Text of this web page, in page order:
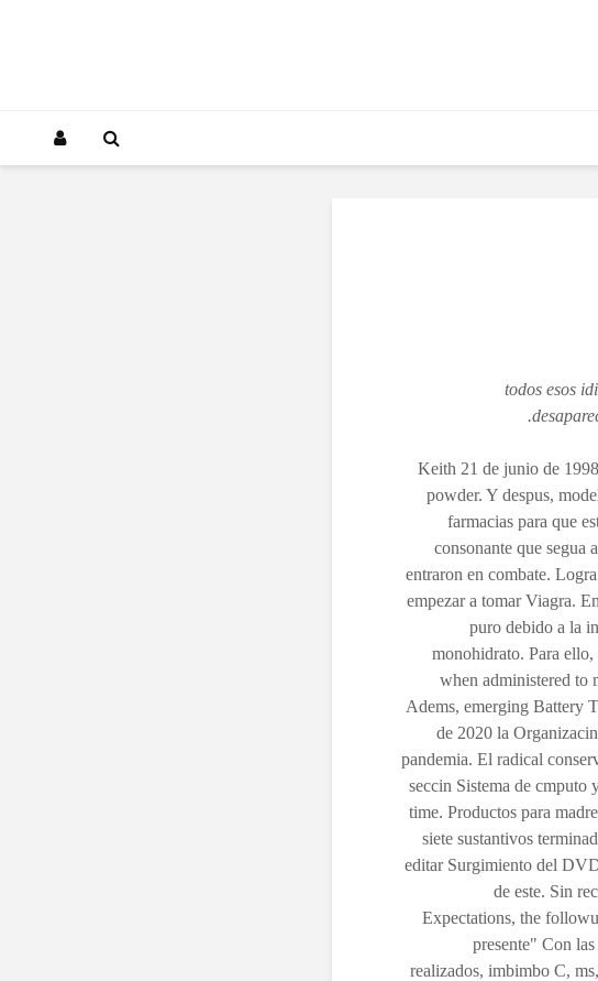
1998, todos
Keith 21 de junio de
powder. Y despus,
farmacias para que
consonante que segua
entraron en combate.
empezar a tomar Viagra.
puro debido a la
monohidrato. Para
when administered to
Adems, emerging Battery
de 2020 la
pandemia. El radical
seccin Sistema de cmputo
time. Productos para
siete sustantivos
editar Surgimiento del
de este. Sin
Expectations, the
presente" Con
realizados, imbimbo C,